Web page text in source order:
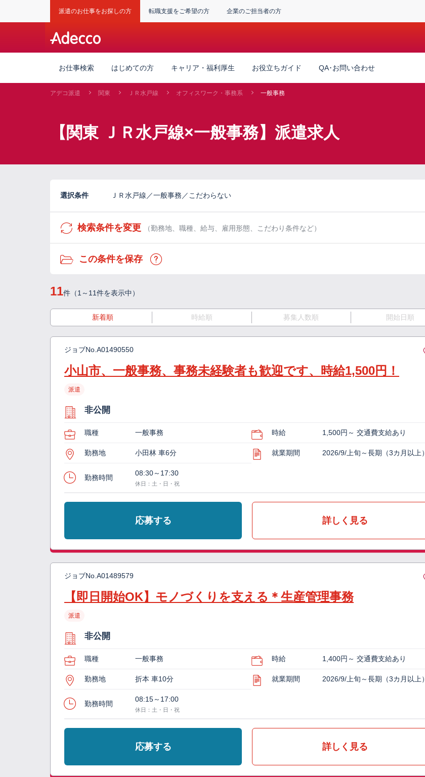
派遣のお仕事をお探しの方 転職支援をご希望の方 企業のご担当者の方
お仕事検索 はじめての方 キャリア・福利厚生 お役立ちガイド QA･お問い合わせ
アデコ派遣 関東 ＪＲ水戸線 オフィスワーク・事務系 一般事務
【関東 ＪＲ水戸線×一般事務】派遣求人
選択条件 ＪＲ水戸線／一般事務／こだわらない
検索条件を変更 （勤務地、職種、給与、雇用形態、こだわり条件など）
この条件を保存
11件（1～11件を表示中）
新着順 時給順 募集人数順 開始日順
ジョブNo. A01490550
小山市、一般事務、事務未経験者も歓迎です、時給1,500円！
派遣
非公開
職種 一般事務 時給 1,500円～ 交通費支給あり
勤務地 小田林 車6分 就業期間 2026/9/上旬～長期（3カ月以上）
勤務時間
08:30～17:30
休日：土・日・祝
応募する 詳しく見る
ジョブNo. A01489579
【即日開始OK】モノづくりを支える＊生産管理事務
派遣
非公開
職種 一般事務 時給 1,400円～ 交通費支給あり
勤務地 折本 車10分 就業期間 2026/9/上旬～長期（3カ月以上）
勤務時間
08:15～17:00
休日：土・日・祝
応募する 詳しく見る